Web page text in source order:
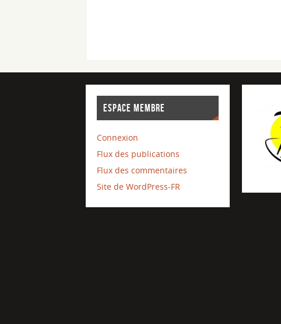
ESPACE MEMBRE
Connexion
Flux des publications
Flux des commentaires
Site de WordPress-FR